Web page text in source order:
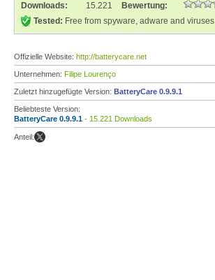
Downloads:
15.221
Bewertung:
Tested: Free from spyware, adware and viruses
Offizielle Website: http://batterycare.net
Unternehmen: Filipe Lourenço
Zuletzt hinzugefügte Version: BatteryCare 0.9.9.1
Beliebteste Version:
BatteryCare 0.9.9.1 - 15.221 Downloads
Anteil: